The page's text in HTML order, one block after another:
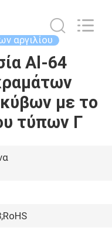
αργιλίου
Al-64
με το
τύπων Γ